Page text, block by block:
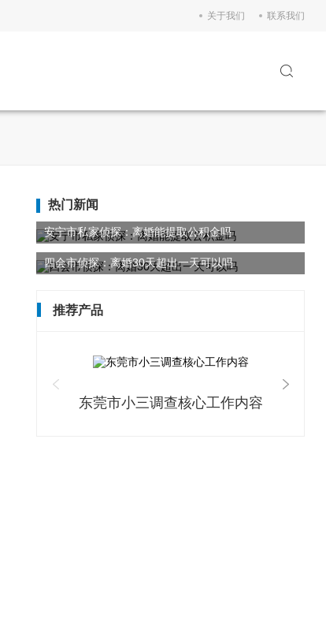
关于我们 联系我们
热门新闻
安宁市私家侦探：离婚能提取公积金吗
四会市侦探：离婚30天超出一天可以吗
推荐产品
东莞市小三调查核心工作内容